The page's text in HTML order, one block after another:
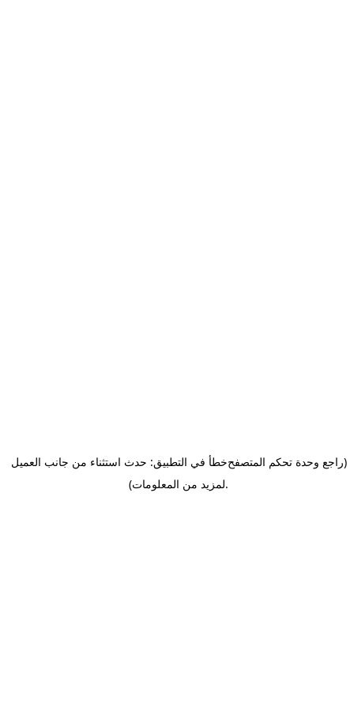
خطأ في التطبيق: حدث استثناء من جانب العميل(راجع وحدة تحكم المتصفح
لمزيد من المعلومات).